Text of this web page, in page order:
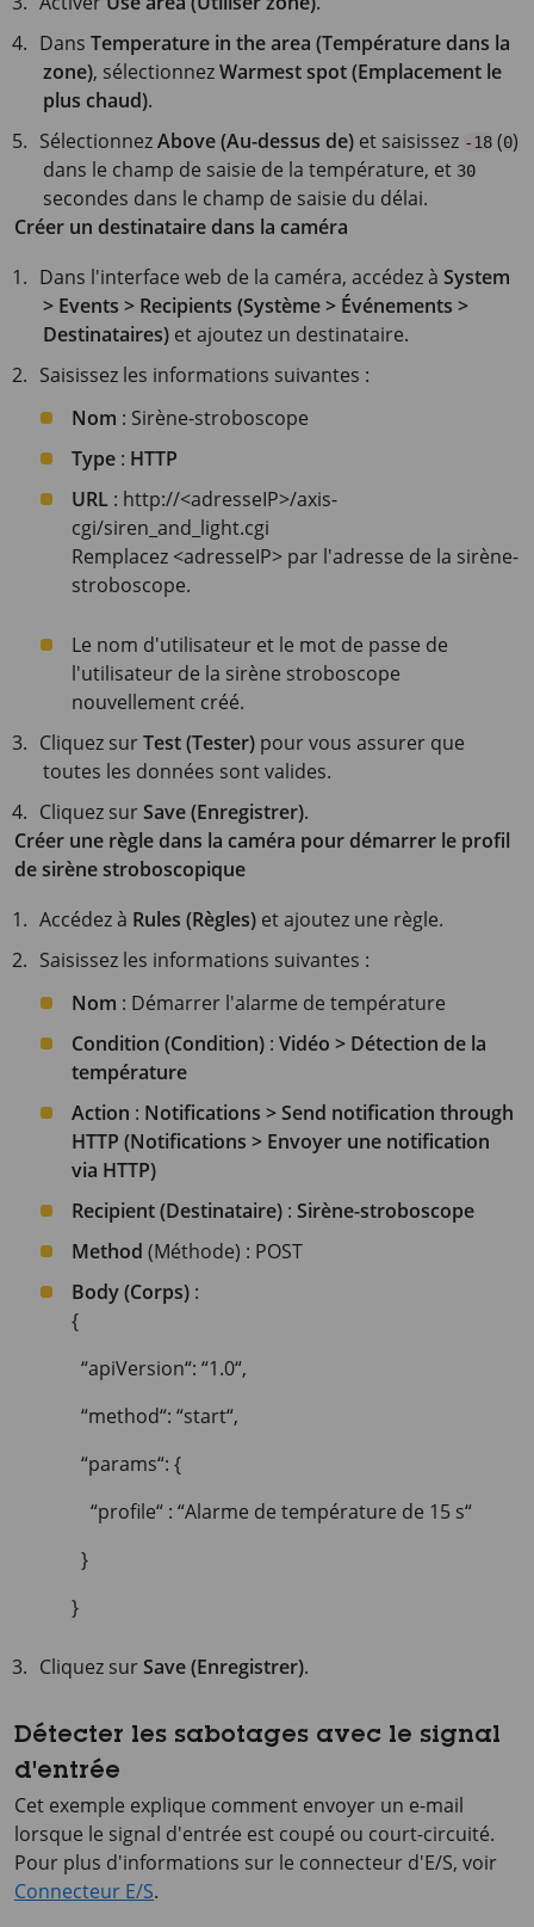
DansTemperature in the area (Température dans la
zone), sélectionnezWarmest spot (Emplacement le
plus chaud).
SélectionnezAbove (Au-dessus de) et saisissez -18 (0)
dans le champ de saisie de la température, et 30
secondes dans le champ de saisie du délai.
Créer un destinataire dans la caméra
Dans l'interface web de la caméra, accédez àSystem
> Events > Recipients (Système > Événements >
Destinataires) et ajoutez un destinataire.
Saisissez les informations suivantes :
Nom : Sirène-stroboscope
Type : HTTP
URL : http://<adresseIP>/axis-
cgi/siren_and_light.cgi
Remplacez <adresseIP> par l'adresse de la sirène-
stroboscope.
Le nom d'utilisateur et le mot de passe de
l'utilisateur de la sirène stroboscope
nouvellement créé.
Cliquez surTest (Tester) pour vous assurer que
toutes les données sont valides.
Cliquez surSave (Enregistrer).
Créer une règle dans la caméra pour démarrer le profil
de sirène stroboscopique
Accédez à Rules (Règles) et ajoutez une règle.
Saisissez les informations suivantes :
Nom : Démarrer l'alarme de température
Condition (Condition) : Vidéo > Détection de la
température
Action : Notifications > Send notification through
HTTP (Notifications > Envoyer une notification
via HTTP)
Recipient (Destinataire) : Sirène-stroboscope
Method (Méthode) : POST
Body (Corps) :
{
“apiVersion“: “1.0“,
“method“: “start“,
“params“: {
“profile“ : “Alarme de température de 15 s“
}
}
Cliquez surSave (Enregistrer).
Détecter les sabotages avec le signal
d'entrée
Cet exemple explique comment envoyer un e-mail
lorsque le signal d'entrée est coupé ou court-circuité.
Pour plus d'informations sur le connecteur d'E/S, voir
Connecteur E/S.